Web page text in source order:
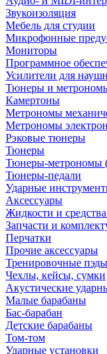
Звукоизоляция
Мебель для студии
Микрофонные
Мониторы
Программное
Усилители для
Тюнеры и
Камертоны
Метрономы
Метрономы
Рэковые тюнеры
Тюнеры
Тюнеры-метрономы
Тюнеры-педали
Ударные
Аксессуары
Жидкости и средства
Запчасти и
Перчатки
Прочие аксессуары
Тренировочные пэды
Чехлы, кейсы, сумки
Акустические
Mалые барабаны
Бас-барабан
Детские барабаны
Том-том
Ударные установки